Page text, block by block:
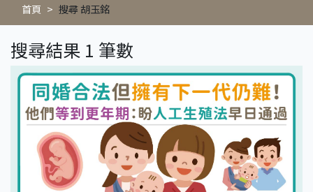
首頁 搜尋 胡玉銘
搜尋結果 1 筆數